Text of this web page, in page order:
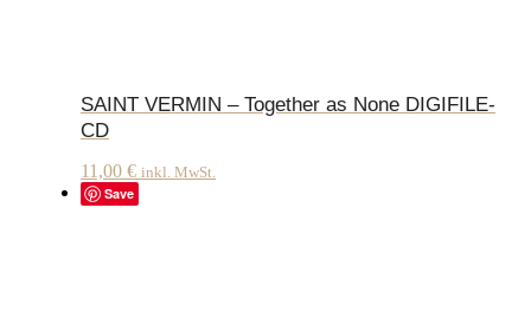
SAINT VERMIN – Together as None DIGIFILE-
CD
11,00 € inkl. MwSt.
Save